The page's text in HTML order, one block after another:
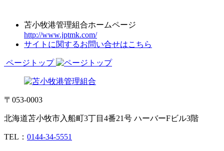
苫小牧港管理組合ホームページ
http://www.jptmk.com/
サイトに関するお問い合せはこちら
ページトップ
〒053-0003
北海道苫小牧市入船町3丁目4番21号 ハーバーFビル3階
TEL： 0144-34-5551